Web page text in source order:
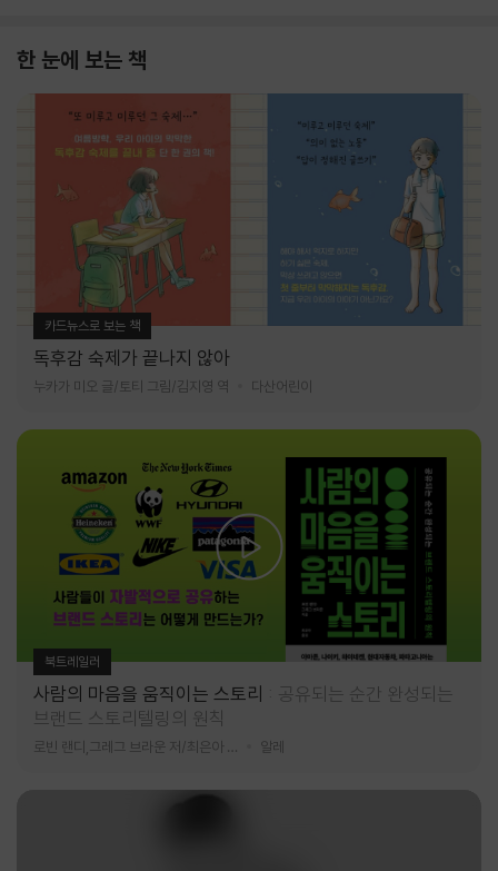
한 눈에 보는 책
카드뉴스로 보는 책
독후감 숙제가 끝나지 않아
누카가 미오 글/토티 그림/김지영 역 다산어린이
북트레일러
사람의 마음을 움직이는 스토리
공유되는 순간 완성되는
브랜드 스토리텔링의 원칙
알레